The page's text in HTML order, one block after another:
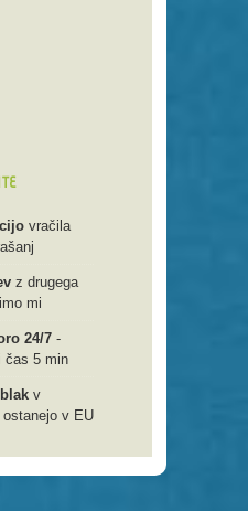
vračila
z drugega
mi
24/7 -
čas 5 min
v
v EU